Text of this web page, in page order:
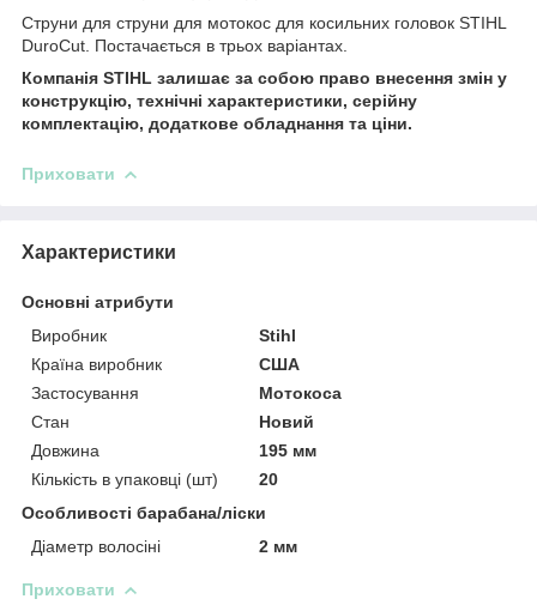
Струни для струни для мотокос для косильних головок STIHL
DuroCut. Постачається в трьох варіантах.
Компанія STIHL залишає за собою право внесення змін у
конструкцію, технічні характеристики, серійну
комплектацію, додаткове обладнання та ціни.
Приховати
Характеристики
Основні атрибути
Виробник
Stihl
Країна виробник
США
Застосування
Мотокоса
Стан
Новий
Довжина
195 мм
Кількість в упаковці (шт)
20
Особливості барабана/ліски
Діаметр волосіні
2 мм
Приховати